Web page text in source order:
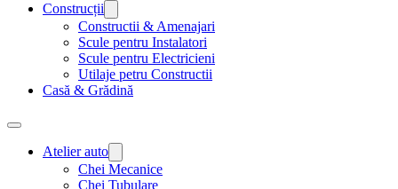
Construcții
Constructii & Amenajari
Scule pentru Instalatori
Scule pentru Electricieni
Utilaje petru Constructii
Casă & Grădină
Atelier auto
Chei Mecanice
Chei Tubulare